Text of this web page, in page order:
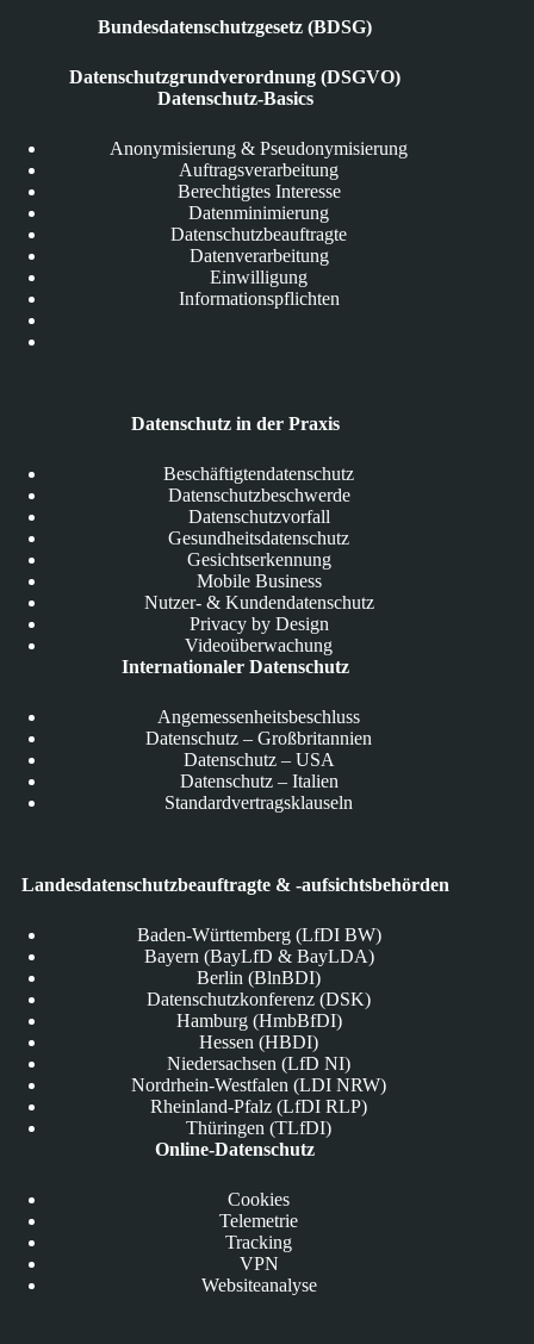
Bundesdatenschutzgesetz (BDSG)
Datenschutzgrundverordnung (DSGVO)
Datenschutz-Basics
Anonymisierung & Pseudonymisierung
Auftragsverarbeitung
Berechtigtes Interesse
Datenminimierung
Datenschutzbeauftragte
Datenverarbeitung
Einwilligung
Informationspflichten
Datenschutz in der Praxis
Beschäftigtendatenschutz
Datenschutzbeschwerde
Datenschutzvorfall
Gesundheitsdatenschutz
Gesichtserkennung
Mobile Business
Nutzer- & Kundendatenschutz
Privacy by Design
Videoüberwachung
Internationaler Datenschutz
Angemessenheitsbeschluss
Datenschutz – Großbritannien
Datenschutz – USA
Datenschutz – Italien
Standardvertragsklauseln
Landesdatenschutzbeauftragte & -aufsichtsbehörden
Baden-Württemberg (LfDI BW)
Bayern (BayLfD & BayLDA)
Berlin (BlnBDI)
Datenschutzkonferenz (DSK)
Hamburg (HmbBfDI)
Hessen (HBDI)
Niedersachsen (LfD NI)
Nordrhein-Westfalen (LDI NRW)
Rheinland-Pfalz (LfDI RLP)
Thüringen (TLfDI)
Online-Datenschutz
Cookies
Telemetrie
Tracking
VPN
Websiteanalyse